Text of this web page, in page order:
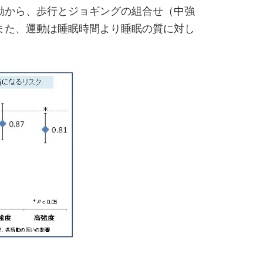
ら、歩行とジョギングの組合せ（中強
、運動は睡眠時間より睡眠の質に対し